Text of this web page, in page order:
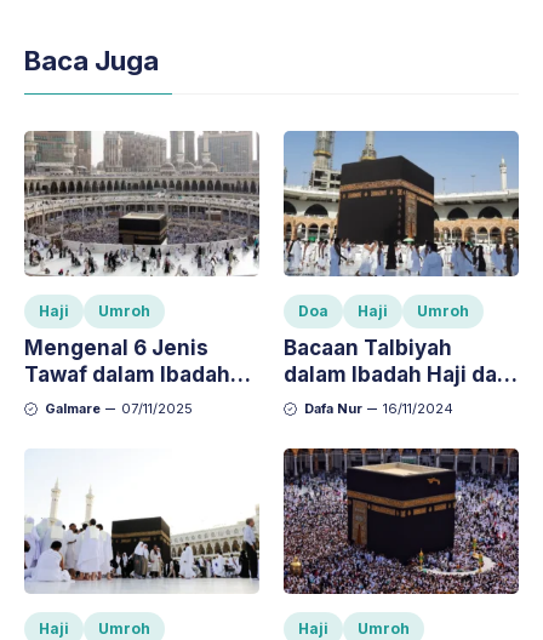
Baca Juga
Haji Umroh
Mengenal 6 Jenis
Tawaf dalam Ibadah
Haji dan Umroh,
Penjelasannya
Galmare 07/11/2025
Doa Haji Umroh
Bacaan Talbiyah
dalam Ibadah Haji dan
Umroh: Arti dan
Dafa Nur 16/11/2024
Haji Umroh Haji Umroh